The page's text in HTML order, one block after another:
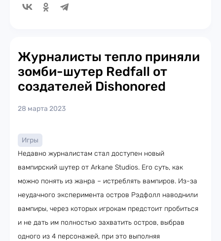
Журналисты тепло приняли
зомби-шутер Redfall от
создателей Dishonored
28 марта 2023
Игры
Недавно журналистам стал доступен новый
вампирский шутер от Arkane Studios. Его суть, как
можно понять из жанра – истреблять вампиров. Из-за
неудачного эксперимента остров Рэдфолл наводнили
вампиры, через которых игрокам предстоит пробиться
и не дать им полностью захватить остров, выбрав
одного из 4 персонажей, при это выполняя